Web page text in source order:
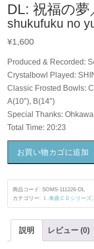
DL: 祝福の夢
shukufuku no
¥1,600
Produced & Recorded:
Crystalbowl Played:
Classic Frosted Bowls:
A(10″), B(14″)
Special Thanks:
Total Time: 20:23
の
夢
お買い物カゴに追加
商品コード: SOMS-111226-DL
カテゴリー: １.単曲ＣＤシリーズ
説明 レビュー (0)